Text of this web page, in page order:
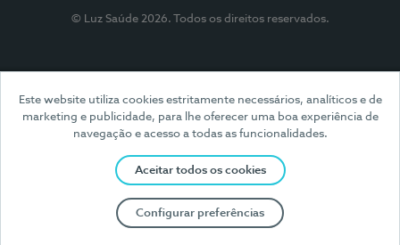
Este website utiliza cookies estritamente necessários, analíticos e de
marketing e publicidade, para lhe oferecer uma boa experiência de
navegação e acesso a todas as funcionalidades.
Aceitar todos os cookies
Configurar preferências
© Luz Saúde 2026. Todos os direitos reservados.